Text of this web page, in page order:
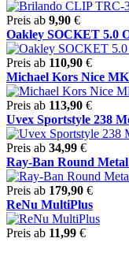
Preis ab 9,90 €
Oakley SOCKET 5.0
Preis ab 110,90 €
Michael Kors Nice
Preis ab 113,90 €
Uvex Sportstyle 238
Preis ab 34,99 €
Ray-Ban Round Metal
Preis ab 179,90 €
ReNu MultiPlus
Preis ab 11,99 €